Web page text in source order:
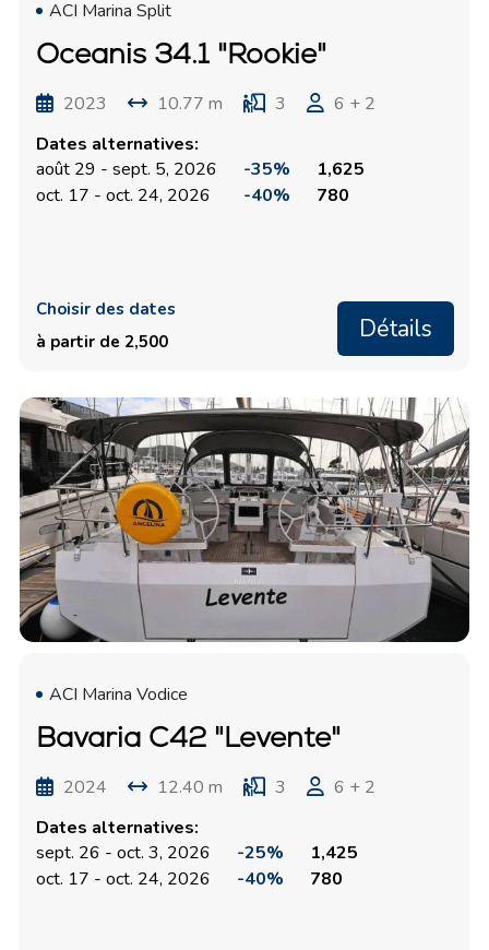
ACI Marina Split
Oceanis 34.1 "Rookie"
2023 10.77 m 3
6 + 2
Dates alternatives:
août 29 - sept. 5, 2026
-35%
1,625
oct. 17 - oct. 24, 2026
-40% 780
Choisir des dates
à partir de 2,500
Détails
ACI Marina Vodice
Bavaria C42 "Levente"
2024 12.40 m 3
6 + 2
Dates alternatives:
sept. 26 - oct. 3, 2026
-25%
1,425
oct. 17 - oct. 24, 2026
-40% 780